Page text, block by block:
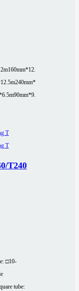
160mm*12.
240mm*
90mm*9.
T240
□10-
tube: